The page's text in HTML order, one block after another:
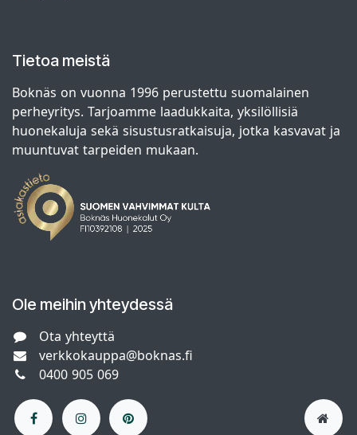
Tietoa meistä
Boknäs on vuonna 1996 perustettu suomalainen
perheyritys. Tarjoamme laadukkaita, yksilöllisiä
huonekaluja sekä sisustusratkaisuja, jotka kasvavat ja
muuntuvat tarpeiden mukaan.
Ole meihin yhteydessä
Ota yhteyttä
verkkokauppa@boknas.fi
0400 905 069